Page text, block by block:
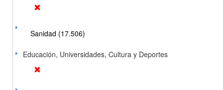
Sanidad (17.506)
Educación, Universidades, Cultura y Deportes